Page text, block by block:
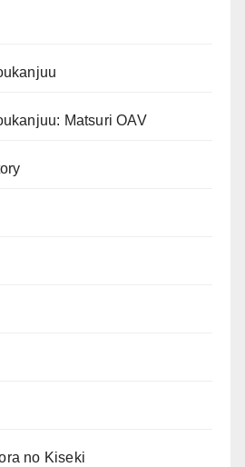
Matsuri OAV
no Kiseki